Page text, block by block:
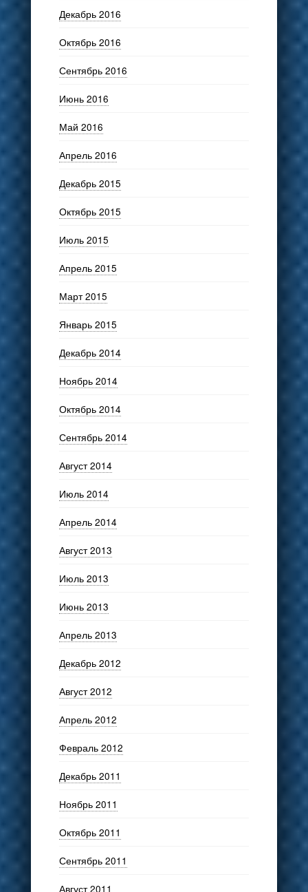
Декабрь 2016
Октябрь 2016
Сентябрь 2016
Июнь 2016
Май 2016
Апрель 2016
Декабрь 2015
Октябрь 2015
Июль 2015
Апрель 2015
Март 2015
Январь 2015
Декабрь 2014
Ноябрь 2014
Октябрь 2014
Сентябрь 2014
Август 2014
Июль 2014
Апрель 2014
Август 2013
Июль 2013
Июнь 2013
Апрель 2013
Декабрь 2012
Август 2012
Апрель 2012
Февраль 2012
Декабрь 2011
Ноябрь 2011
Октябрь 2011
Сентябрь 2011
Август 2011